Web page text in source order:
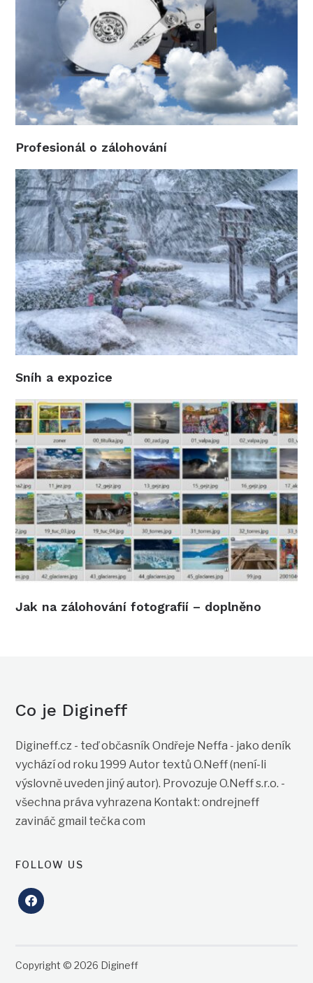
Profesionál o zálohování
Sníh a expozice
Jak na zálohování fotografií – doplněno
Co je Digineff
Digineff.cz - teď občasník Ondřeje Neffa - jako deník
vychází od roku 1999 Autor textů O.Neff (není-li
výslovně uveden jiný autor). Provozuje O.Neff s.r.o. -
všechna práva vyhrazena Kontakt: ondrejneff
zavináč gmail tečka com
FOLLOW US
facebook
Copyright © 2026 Digineff